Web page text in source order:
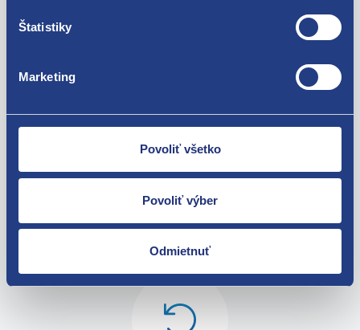
Štatistiky
Marketing
Povoliť všetko
Povoliť výber
Odmietnuť
O svojich zákazníkov sa staráme
Máme tisíce spokojných zákazníkov.